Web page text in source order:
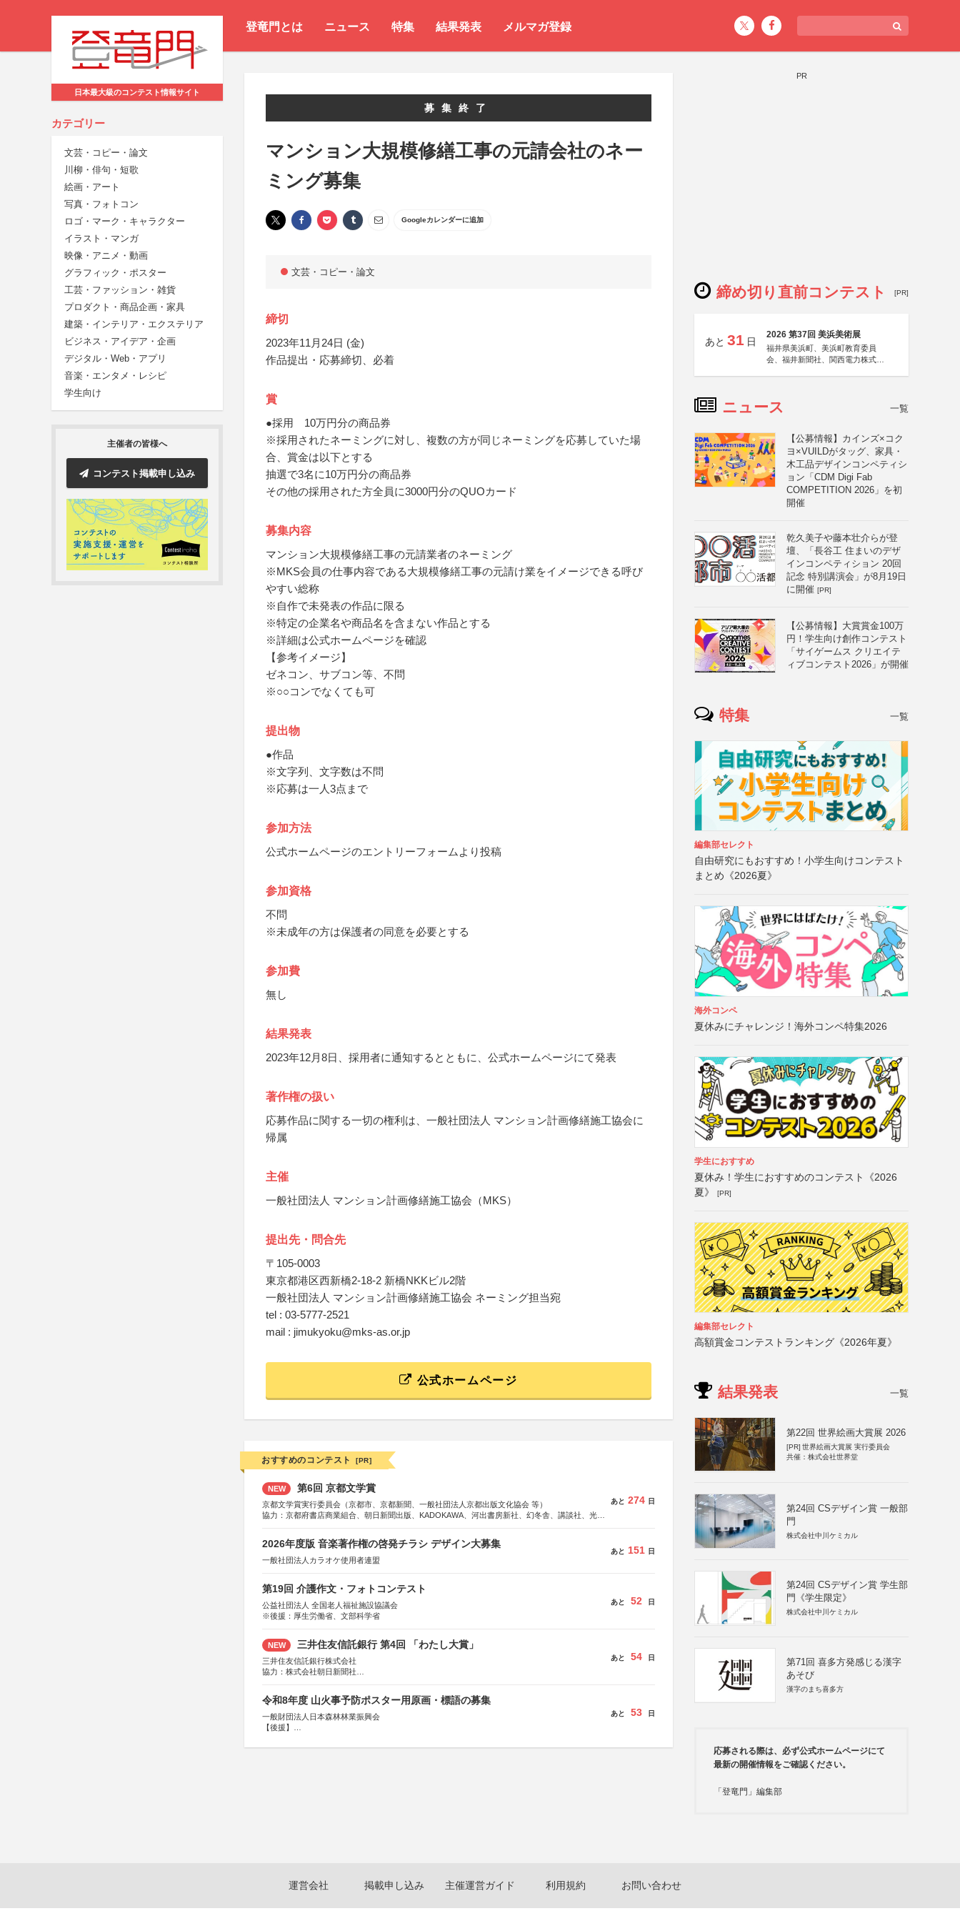
登竜門とは ニュース 特集 結果発表 メルマガ登録
日本最大級のコンテスト情報サイト
カテゴリー
文芸・コピー・論文
川柳・俳句・短歌
絵画・アート
写真・フォトコン
ロゴ・マーク・キャラクター
イラスト・マンガ
映像・アニメ・動画
グラフィック・ポスター
工芸・ファッション・雑貨
プロダクト・商品企画・家具
建築・インテリア・エクステリア
ビジネス・アイデア・企画
デジタル・Web・アプリ
音楽・エンタメ・レシピ
学生向け
主催者の皆様へ
コンテスト掲載申し込み
募集終了
マンション大規模修繕工事の元請会社のネー
ミング募集
Googleカレンダーに追加
文芸・コピー・論文
締切
2023年11月24日 (金)
作品提出・応募締切、必着
賞
●採用 10万円分の商品券
※採用されたネーミングに対し、複数の方が同じネーミングを応募していた場
合、賞金は以下とする
抽選で3名に10万円分の商品券
その他の採用された方全員に3000円分のQUOカード
募集内容
マンション大規模修繕工事の元請業者のネーミング
※MKS会員の仕事内容である大規模修繕工事の元請け業をイメージできる呼び
やすい総称
※自作で未発表の作品に限る
※特定の企業名や商品名を含まない作品とする
※詳細は公式ホームページを確認
【参考イメージ】
ゼネコン、サブコン等、不問
※○○コンでなくても可
提出物
●作品
※文字列、文字数は不問
※応募は一人3点まで
参加方法
公式ホームページのエントリーフォームより投稿
参加資格
不問
※未成年の方は保護者の同意を必要とする
参加費
無し
結果発表
2023年12月8日、採用者に通知するとともに、公式ホームページにて発表
著作権の扱い
応募作品に関する一切の権利は、一般社団法人 マンション計画修繕施工協会に
帰属
主催
一般社団法人 マンション計画修繕施工協会（MKS）
提出先・問合先
〒105-0003
東京都港区西新橋2-18-2 新橋NKKビル2階
一般社団法人 マンション計画修繕施工協会 ネーミング担当宛
tel : 03-5777-2521
mail : jimukyoku@mks-as.or.jp
公式ホームページ
おすすめのコンテスト [PR]
NEW 第6回 京都文学賞
京都文学賞実行委員会（京都市、京都新聞、一般社団法人京都出版文化協会 等）
協力：京都府書店商業組合、朝日新聞出版、KADOKAWA、河出書房新社、幻冬舎、講談社、光文
研究所、双葉社、文藝春秋、ポプラ社、毎日新聞出版
あと 274 日
2026年度版 音楽著作権の啓発チラシ デザイン大募集
一般社団法人カラオケ使用者連盟
あと 151 日
第19回 介護作文・フォトコンテスト
公益社団法人 全国老人福祉施設協議会
※後援：厚生労働省、文部科学省
あと 52 日
NEW 三井住友信託銀行 第4回 「わたし大賞」
三井住友信託銀行株式会社
協力：株式会社朝日新聞社
あと 54 日
令和8年度 山火事予防ポスター用原画・標語の募集
一般財団法人日本森林林業振興会
【後援】
あと 53 日
PR
締め切り直前コンテスト [PR]
あと 31 日
2026 第37回 美浜美術展
福井県美浜町、美浜町教育委員
会、福井新聞社、関西電力株式会
ニュース 一覧
【公募情報】カインズ×コク
ヨ×VUILDがタッグ、家具・
木工品デザインコンペティシ
ョン「CDM Digi Fab
COMPETITION 2026」を初
開催
乾久美子や藤本壮介らが登
壇、「長谷工 住まいのデザ
インコンペティション 20回
記念 特別講演会」が8月19日
に開催 [PR]
【公募情報】大賞賞金100万
円！学生向け創作コンテスト
「サイゲームス クリエイテ
ィブコンテスト2026」が開催
特集 一覧
編集部セレクト
自由研究にもおすすめ！小学生向けコンテスト
まとめ《2026夏》
海外コンペ
夏休みにチャレンジ！海外コンペ特集2026
学生におすすめ
夏休み！学生におすすめのコンテスト《2026
夏》
[PR]
編集部セレクト
高額賞金コンテストランキング《2026年夏》
結果発表 一覧
第22回 世界絵画大賞展 2026
[PR] 世界絵画大賞展 実行委員会
共催：株式会社世界堂
第24回 CSデザイン賞 一般部
門
株式会社中川ケミカル
第24回 CSデザイン賞 学生部
門《学生限定》
株式会社中川ケミカル
第71回 喜多方発感じる漢字
あそび
漢字のまち喜多方
応募される際は、必ず公式ホームページにて
最新の開催情報をご確認ください。
「登竜門」編集部
運営会社 掲載申し込み 主催運営ガイド 利用規約 お問い合わせ